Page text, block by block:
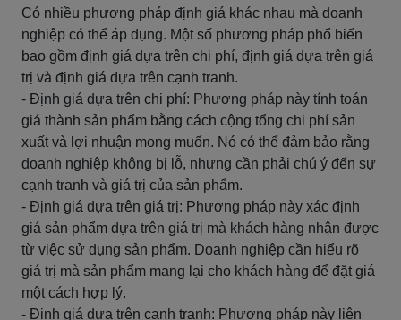
Có nhiều phương pháp định giá khác nhau mà doanh
nghiệp có thể áp dụng. Một số phương pháp phổ biến
bao gồm định giá dựa trên chi phí, định giá dựa trên giá
trị và định giá dựa trên cạnh tranh.
- Định giá dựa trên chi phí: Phương pháp này tính toán
giá thành sản phẩm bằng cách cộng tổng chi phí sản
xuất và lợi nhuận mong muốn. Nó có thể đảm bảo rằng
doanh nghiệp không bị lỗ, nhưng cần phải chú ý đến sự
cạnh tranh và giá trị của sản phẩm.
- Định giá dựa trên giá trị: Phương pháp này xác định
giá sản phẩm dựa trên giá trị mà khách hàng nhận được
từ việc sử dụng sản phẩm. Doanh nghiệp cần hiểu rõ
giá trị mà sản phẩm mang lại cho khách hàng để đặt giá
một cách hợp lý.
- Định giá dựa trên cạnh tranh: Phương pháp này liên